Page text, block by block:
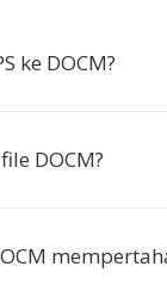
ke DOCM?
DOCM?